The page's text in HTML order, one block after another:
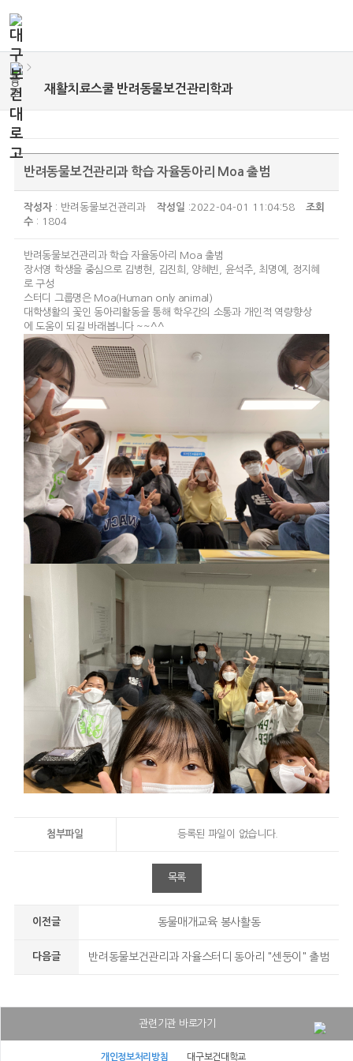
재활치료스쿨 반려동물보건관리학과
>
반려동물보건관리과 학습 자율동아리 Moa 출범
작성자 : 반려동물보건관리과 작성일 :2022-04-01 11:04:58
조회
수 : 1804
반려동물보건관리과 학습 자율동아리 Moa 출범
장서영 학생을 중심으로 김병현, 김진희, 양혜빈, 윤석주, 최명예, 정지혜
로 구성
스터디 그룹명은 Moa(Human only animal)
대학생활의 꽃인 동아리활동을 통해 학우간의 소통과 개인적 역량향상
에 도움이 되길 바래봅니다 ~~^^
첨부파일 등록된 파일이 없습니다.
목록
이전글 동물매개교육 봉사활동
다음글 반려동물보건관리과 자율스터디 동아리 "센둥이" 출범
관련기관 바로가기
대구보건대학교병원
대구보건대학교
개인정보처리방침 대구보건대학교